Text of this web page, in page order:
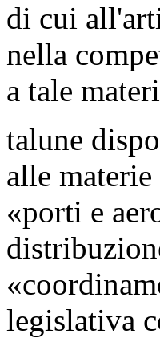
di cui
nella
a tale
talune
alle
«porti e
legislativa